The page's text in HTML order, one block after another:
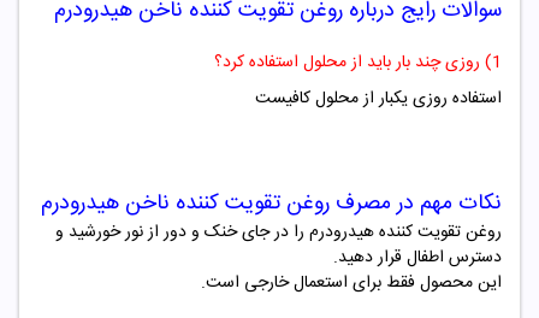
سوالات رایج درباره روغن تقویت کننده ناخن هیدرودرم
1) روزی چند بار باید از محلول استفاده کرد؟
استفاده روزی یکبار از محلول کافیست
نکات مهم در مصرف روغن تقویت کننده ناخن هیدرودرم
روغن تقویت کننده هیدرودرم را در جای خنک و دور از نور خورشید و
دسترس اطفال قرار دهید.
این محصول فقط برای استعمال خارجی است.